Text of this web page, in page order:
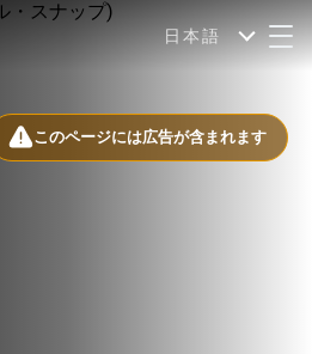
日本語
このページには広告が含まれます